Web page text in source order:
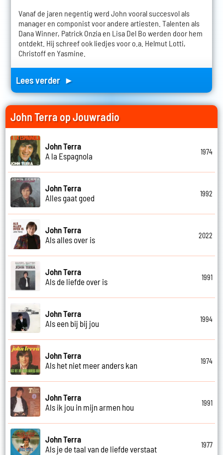
Vanaf de jaren negentig werd John vooral succesvol als
manager en componist voor andere artiesten. Talenten als
Dana Winner, Patrick Onzia en Lisa Del Bo werden door hem
ontdekt. Hij schreef ook liedjes voor o.a. Helmut Lotti,
Christoff en Yasmine.
Lees verder ►
John Terra op Jouwradio
John Terra
A la Espagnola
1974
John Terra
Alles gaat goed
1992
John Terra
Als alles over is
2022
John Terra
Als de liefde over is
1991
John Terra
Als een bij bij jou
1994
John Terra
Als het niet meer anders kan
1974
John Terra
Als ik jou in mijn armen hou
1991
John Terra
Als je de taal van de liefde verstaat
1977